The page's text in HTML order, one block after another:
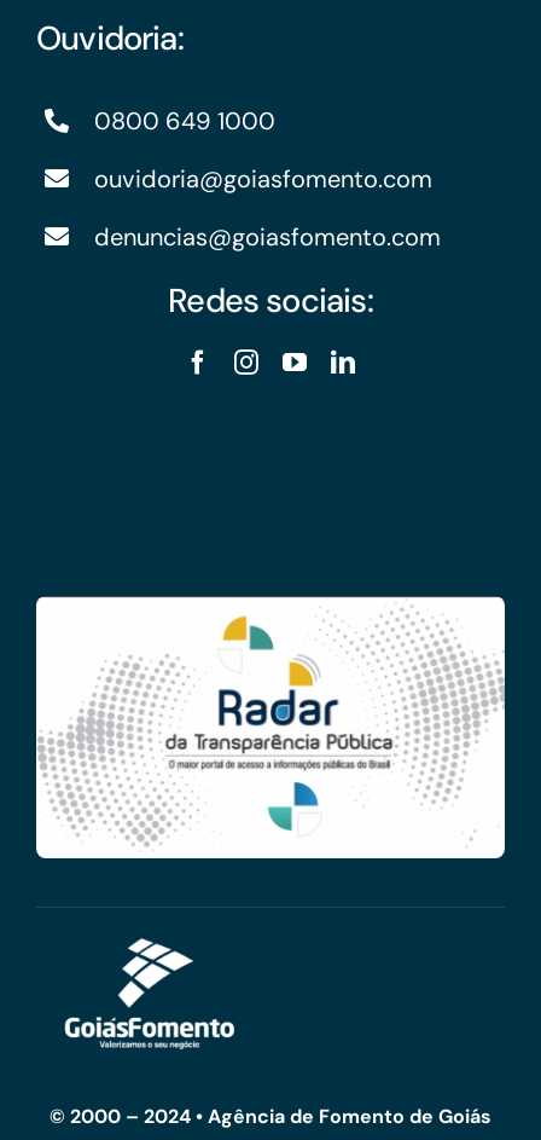
Ouvidoria:
0800 649 1000
ouvidoria@goiasfomento.com
denuncias@goiasfomento.com
Redes sociais:
© 2000 – 2024 • Agência de Fomento de Goiás